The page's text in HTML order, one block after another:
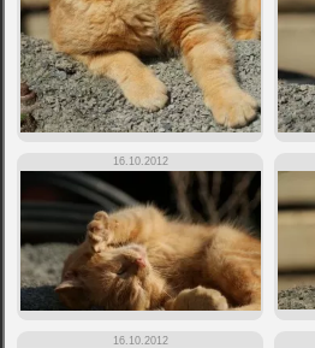
16.10.2012
16.10.2012